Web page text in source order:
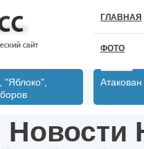
ГЛАВНАЯ
ФОТО
Новости